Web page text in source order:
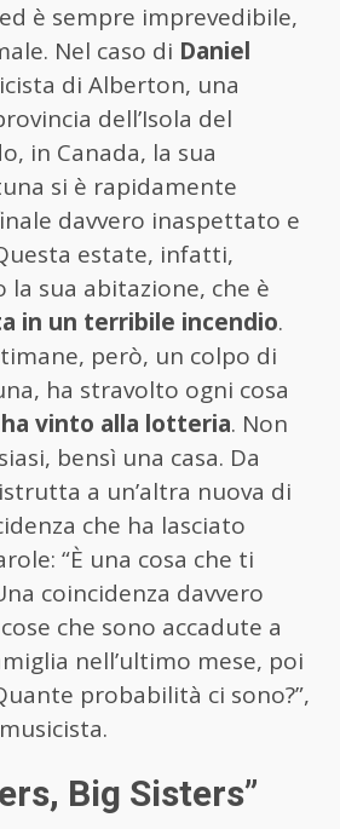
è sempre imprevedibile,
Nel caso di Daniel
di Alberton, una
dell’Isola del
in Canada, la sua
si è rapidamente
davvero inaspettato e
estate, infatti,
la sua abitazione, che è
in un terribile incendio.
però, un colpo di
ha stravolto ogni cosa
ha vinto alla lotteria. Non
bensì una casa. Da
a un’altra nuova di
che ha lasciato
“È una cosa che ti
coincidenza davvero
che sono accadute a
nell’ultimo mese, poi
probabilità ci sono?”,
Big Sisters”